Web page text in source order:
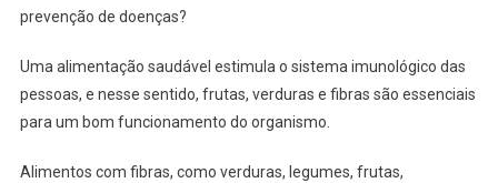
prevenção de doenças?
Uma alimentação saudável estimula o sistema imunológico das
pessoas, e nesse sentido, frutas, verduras e fibras são essenciais
para um bom funcionamento do organismo.
Alimentos com fibras, como verduras, legumes, frutas,